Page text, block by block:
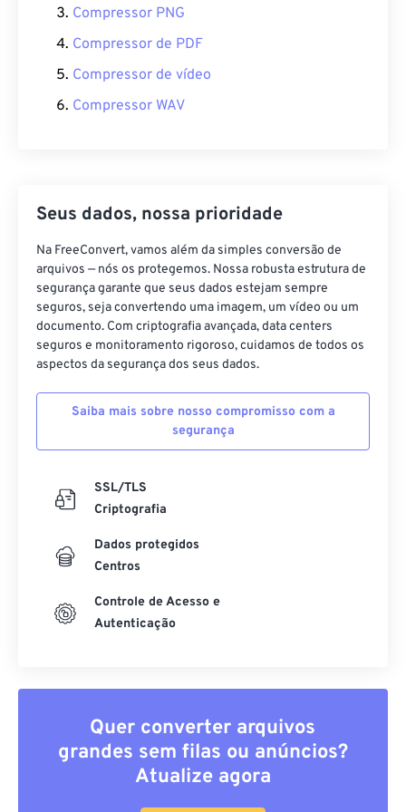
Compressor PNG
Compressor de PDF
Compressor de vídeo
Compressor WAV
Seus dados, nossa prioridade
Na FreeConvert, vamos além da simples conversão de
arquivos — nós os protegemos. Nossa robusta estrutura de
segurança garante que seus dados estejam sempre
seguros, seja convertendo uma imagem, um vídeo ou um
documento. Com criptografia avançada, data centers
seguros e monitoramento rigoroso, cuidamos de todos os
aspectos da segurança dos seus dados.
Saiba mais sobre nosso compromisso com a
segurança
SSL/TLS
Criptografia
Dados protegidos
Centros
Controle de Acesso e
Autenticação
Quer converter arquivos
grandes sem filas ou anúncios?
Atualize agora